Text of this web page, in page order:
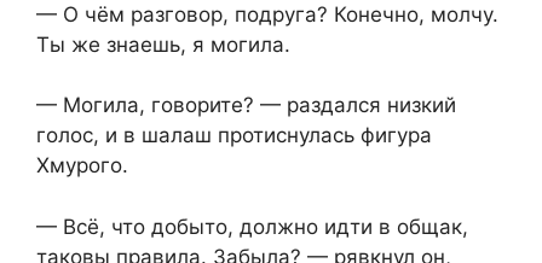
— О чём разговор, подруга? Конечно, молчу.
Ты же знаешь, я могила.
— Могила, говорите? — раздался низкий
голос, и в шалаш протиснулась фигура
Хмурого.
— Всё, что добыто, должно идти в общак,
таковы правила. Забыла? — рявкнул он,